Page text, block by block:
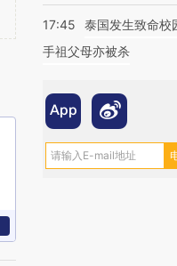
17:45
泰国发生致命校
手祖父母亦被杀